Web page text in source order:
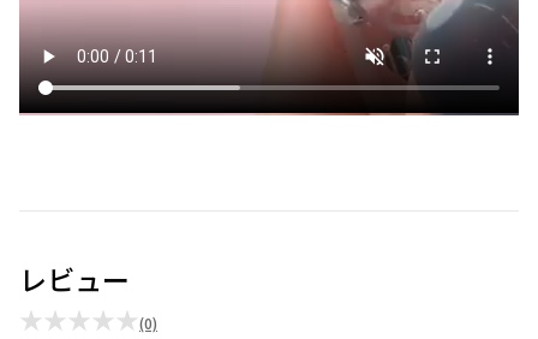
レビュー
★★★★★(0)